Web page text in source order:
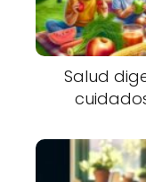
Salud